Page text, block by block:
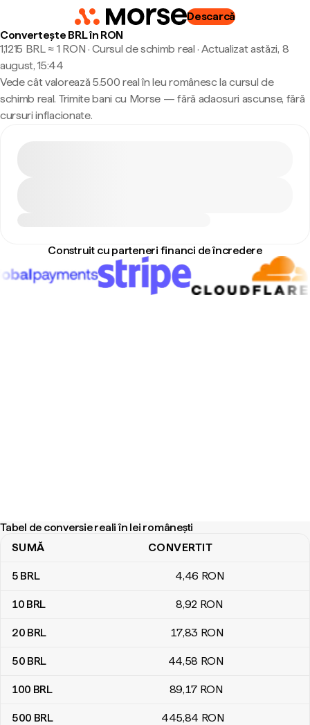
Descarcă
Convertește BRL în RON
1,1215 BRL ≈ 1 RON · Cursul de schimb real · Actualizat astăzi, 8
august, 15:44
Vede cât valorează 5.500 real în leu românesc la cursul de
schimb real. Trimite bani cu Morse — fără adaosuri ascunse, fără
cursuri inflacionate.
Construit cu parteneri financi de încredere
Tabel de conversie reali în lei românești
Tabel de conversie reali în lei românești
SUMĂ CONVERTIT
5 BRL 4,46 RON
10 BRL 8,92 RON
20 BRL 17,83 RON
50 BRL 44,58 RON
100 BRL 89,17 RON
500 BRL 445,84 RON